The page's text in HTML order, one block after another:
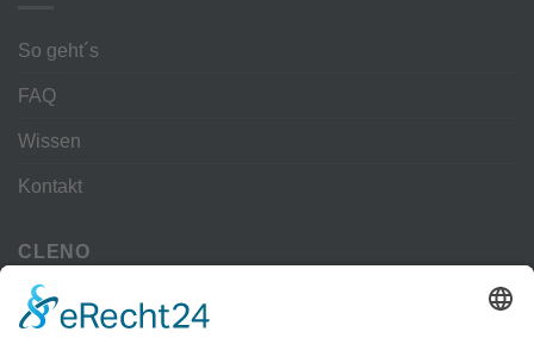
So geht´s
FAQ
Wissen
Kontakt
CLENO
Alle Vorteile